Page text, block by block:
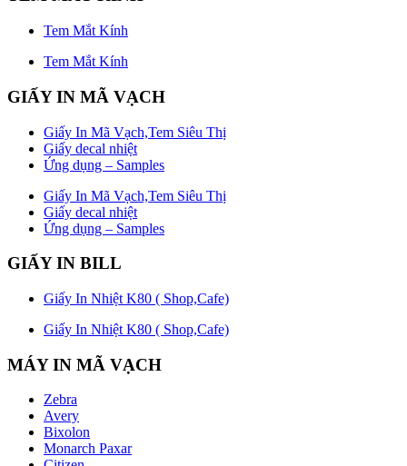
Tem Mắt Kính
Tem Mắt Kính
GIẤY IN MÃ VẠCH
Giấy In Mã Vạch,Tem Siêu Thị
Giấy decal nhiệt
Ứng dụng – Samples
Giấy In Mã Vạch,Tem Siêu Thị
Giấy decal nhiệt
Ứng dụng – Samples
GIẤY IN BILL
Giấy In Nhiệt K80 ( Shop,Cafe)
Giấy In Nhiệt K80 ( Shop,Cafe)
MÁY IN MÃ VẠCH
Zebra
Avery
Bixolon
Monarch Paxar